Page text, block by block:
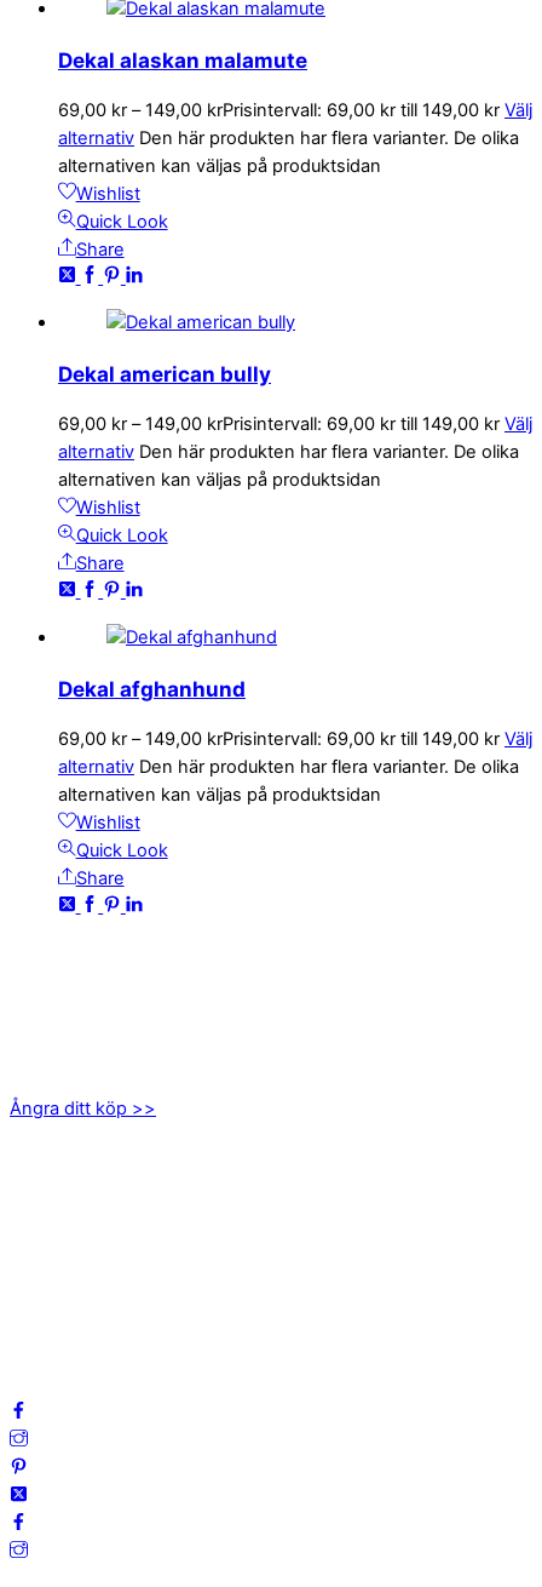
Dekal alaskan malamute
69,00 kr – 149,00 krPrisintervall: 69,00 kr till 149,00 kr Välj
alternativ Den här produkten har flera varianter. De olika
alternativen kan väljas på produktsidan
Wishlist
Quick Look
Share
Dekal american bully
69,00 kr – 149,00 krPrisintervall: 69,00 kr till 149,00 kr Välj
alternativ Den här produkten har flera varianter. De olika
alternativen kan väljas på produktsidan
Wishlist
Quick Look
Share
Dekal afghanhund
69,00 kr – 149,00 krPrisintervall: 69,00 kr till 149,00 kr Välj
alternativ Den här produkten har flera varianter. De olika
alternativen kan väljas på produktsidan
Wishlist
Quick Look
Share
Ångra ditt köp >>